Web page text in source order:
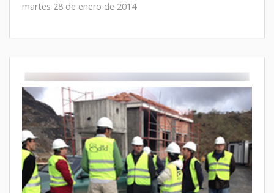
martes 28 de enero de 2014